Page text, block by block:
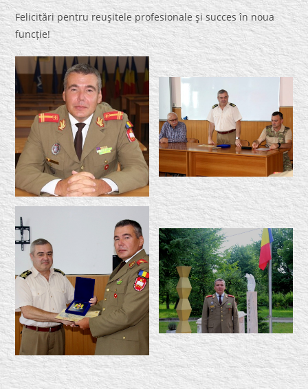
Felicitări pentru reuşitele profesionale şi succes în noua
funcție!